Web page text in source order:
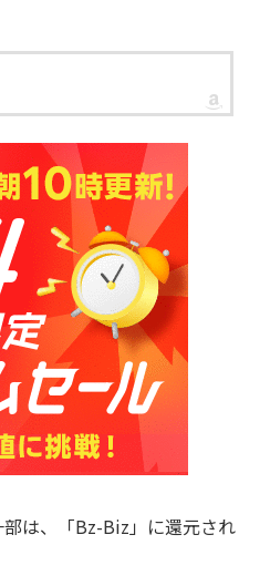
は、「Bz-Biz」に還元され